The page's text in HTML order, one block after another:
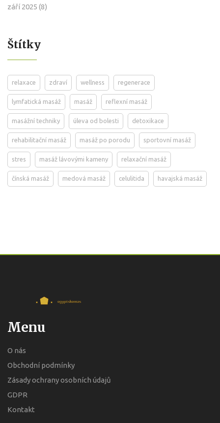
září 2025 (8)
Štítky
relaxace zdraví wellness regenerace
lymfatická masáž masáž reflexní masáž
masážní techniky úleva od bolesti detoxikace
rehabilitační masáž masáž po porodu sportovní masáž
stres masáž lávovými kameny relaxační masáž
čínská masáž medová masáž celulitida havajská masáž
Menu
O nás
Obchodní podmínky
Zásady ochrany osobních údajů
GDPR
Kontakt